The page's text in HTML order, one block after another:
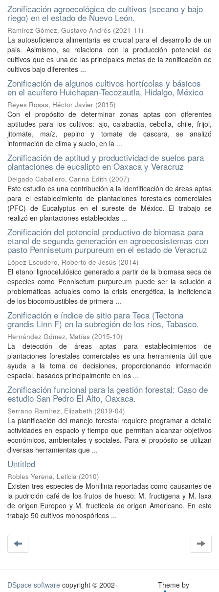
Zonificación agroecológica de cultivos (secano y bajo
riego) en el estado de Nuevo León.
Ramírez Gómez, Gustavo Andrés (2021-11)
La autosuficiencia alimentaria es crucial para el desarrollo de un
pais. Asimismo, se relaciona con la producción potencial de
cultivos que es una de las principales metas de la zonificación de
cultivos bajo diferentes ...
Zonificación de algunos cultivos hortícolas y básicos
en el acuífero Huichapan-Tecozautla, Hidalgo, México
Reyes Rosas, Héctor Javier (2015)
Con el propósito de determinar zonas aptas con diferentes
aptitudes para los cultivos: ajo, calabacita, cebolla, chile, frijol,
jitomate, maíz, pepino y tomate de cascara, se analizó
información de clima y suelo, en la ...
Zonificación de aptitud y productividad de suelos para
plantaciones de eucalipto en Oaxaca y Veracruz
Delgado Caballero, Carina Edith (2007)
Este estudio es una contribución a la identificación de áreas aptas
para el establecimiento de plantaciones forestales comerciales
(PFC) de Eucalyptus en el sureste de México. El trabajo se
realizó en plantaciones establecidas ...
Zonificación del potencial productivo de biomasa para
etanol de segunda generación en agroecosistemas con
pasto Pennisetum purpureum en el estado de Veracruz
López Escudero, Roberto de Jesús (2014)
El etanol lignocelulósico generado a partir de la biomasa seca de
especies como Pennisetum purpureum puede ser la solución a
problemáticas actuales como la crisis energética, la ineficiencia
de los biocombustibles de primera ...
Zonificación e índice de sitio para Teca (Tectona
grandis Linn F) en la subregión de los ríos, Tabasco.
Hernández Gómez, Matías (2015-10)
La detección de áreas aptas para establecimientos de
plantaciones forestales comerciales es una herramienta útil que
ayuda a la toma de decisiones, proporcionando información
espacial, basados principalmente en los ...
Zonificación funcional para la gestión forestal: Caso de
estudio San Pedro El Alto, Oaxaca.
Serrano Ramírez, Elizabeth (2019-04)
La planificación del manejo forestal requiere programar a detalle
actividades en espacio y tiempo que permitan alcanzar objetivos
económicos, ambientales y sociales. Para el propósito se utilizan
diversas herramientas que ...
Untitled
Robles Yerena, Leticia (2010)
Existen tres especies de Monilinia reportadas como causantes de
la pudrición café de los frutos de hueso: M. fructigena y M. laxa
de origen Europeo y M. fructicola de origen Americano. En este
trabajo 50 cultivos monospóricos ...
DSpace software copyright © 2002-
Theme by